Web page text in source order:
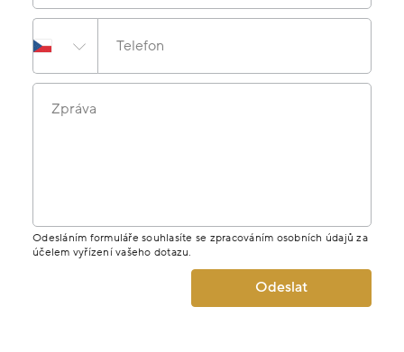
Telefon
Zpráva
Odesláním formuláře souhlasíte se zpracováním osobních údajů za
účelem vyřízení vašeho dotazu.
Odeslat